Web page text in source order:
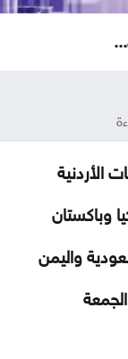
الأردنية
وباكستان
واليمن